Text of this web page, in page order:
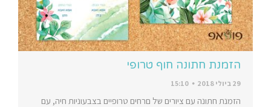
הזמנת חתונה חוף טרופי
29 ביולי 2018 15:10
הזמנת חתונה עם ציורים של םרחים טרופיים בצבעוניות חיה, עם